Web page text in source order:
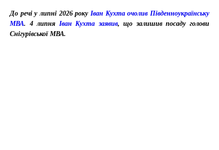
До речі у липні 2026 року Іван Кухта очолив Південноукраїнську
МВА. 4 липня Іван Кухта заявив, що залишив посаду голови
Снігурівської МВА.